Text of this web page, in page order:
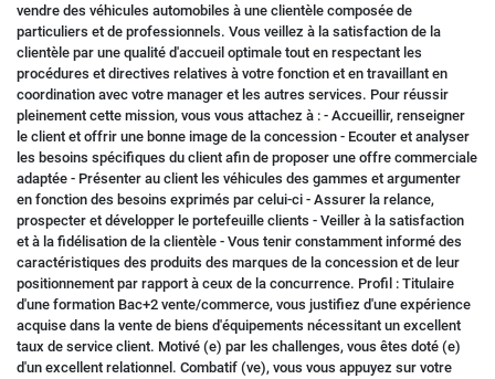
vendre des véhicules automobiles à une clientèle composée de
particuliers et de professionnels. Vous veillez à la satisfaction de la
clientèle par une qualité d'accueil optimale tout en respectant les
procédures et directives relatives à votre fonction et en travaillant en
coordination avec votre manager et les autres services. Pour réussir
pleinement cette mission, vous vous attachez à : - Accueillir, renseigner
le client et offrir une bonne image de la concession - Ecouter et analyser
les besoins spécifiques du client afin de proposer une offre commerciale
adaptée - Présenter au client les véhicules des gammes et argumenter
en fonction des besoins exprimés par celui-ci - Assurer la relance,
prospecter et développer le portefeuille clients - Veiller à la satisfaction
et à la fidélisation de la clientèle - Vous tenir constamment informé des
caractéristiques des produits des marques de la concession et de leur
positionnement par rapport à ceux de la concurrence. Profil : Titulaire
d'une formation Bac+2 vente/commerce, vous justifiez d'une expérience
acquise dans la vente de biens d'équipements nécessitant un excellent
taux de service client. Motivé (e) par les challenges, vous êtes doté (e)
d'un excellent relationnel. Combatif (ve), vous vous appuyez sur votre